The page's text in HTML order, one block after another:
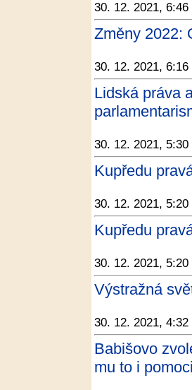
30. 12. 2021, 6:46
Změny 2022:
30. 12. 2021, 6:16
Lidská práva
30. 12. 2021, 5:30
Kupředu
30. 12. 2021, 5:20
Kupředu
30. 12. 2021, 5:20
Výstražná
30. 12. 2021, 4:32
Babišovo
mu to i